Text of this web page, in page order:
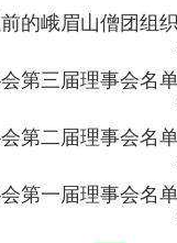
第三届理事会名
第二届理事会名
第一届理事会名